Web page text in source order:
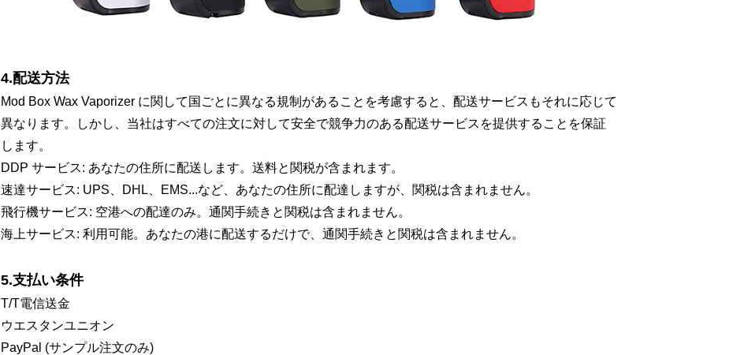
4.配送方法
Mod Box Wax Vaporizer に関して国ごとに異なる規制があることを考慮すると、配送サービスもそれに応じて
異なります。しかし、当社はすべての注文に対して安全で競争力のある配送サービスを提供することを保証
します。
DDP サービス: あなたの住所に配送します。送料と関税が含まれます。
速達サービス: UPS、DHL、EMS...など、あなたの住所に配達しますが、関税は含まれません。
飛行機サービス: 空港への配達のみ。通関手続きと関税は含まれません。
海上サービス: 利用可能。あなたの港に配送するだけで、通関手続きと関税は含まれません。
5.支払い条件
T/T電信送金
ウエスタンユニオン
PayPal (サンプル注文のみ)